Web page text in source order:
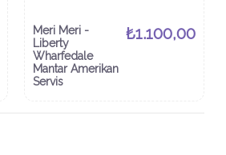
Meri Meri -
Liberty
Wharfedale
Mantar Amerikan
Servis
₺1.100,00